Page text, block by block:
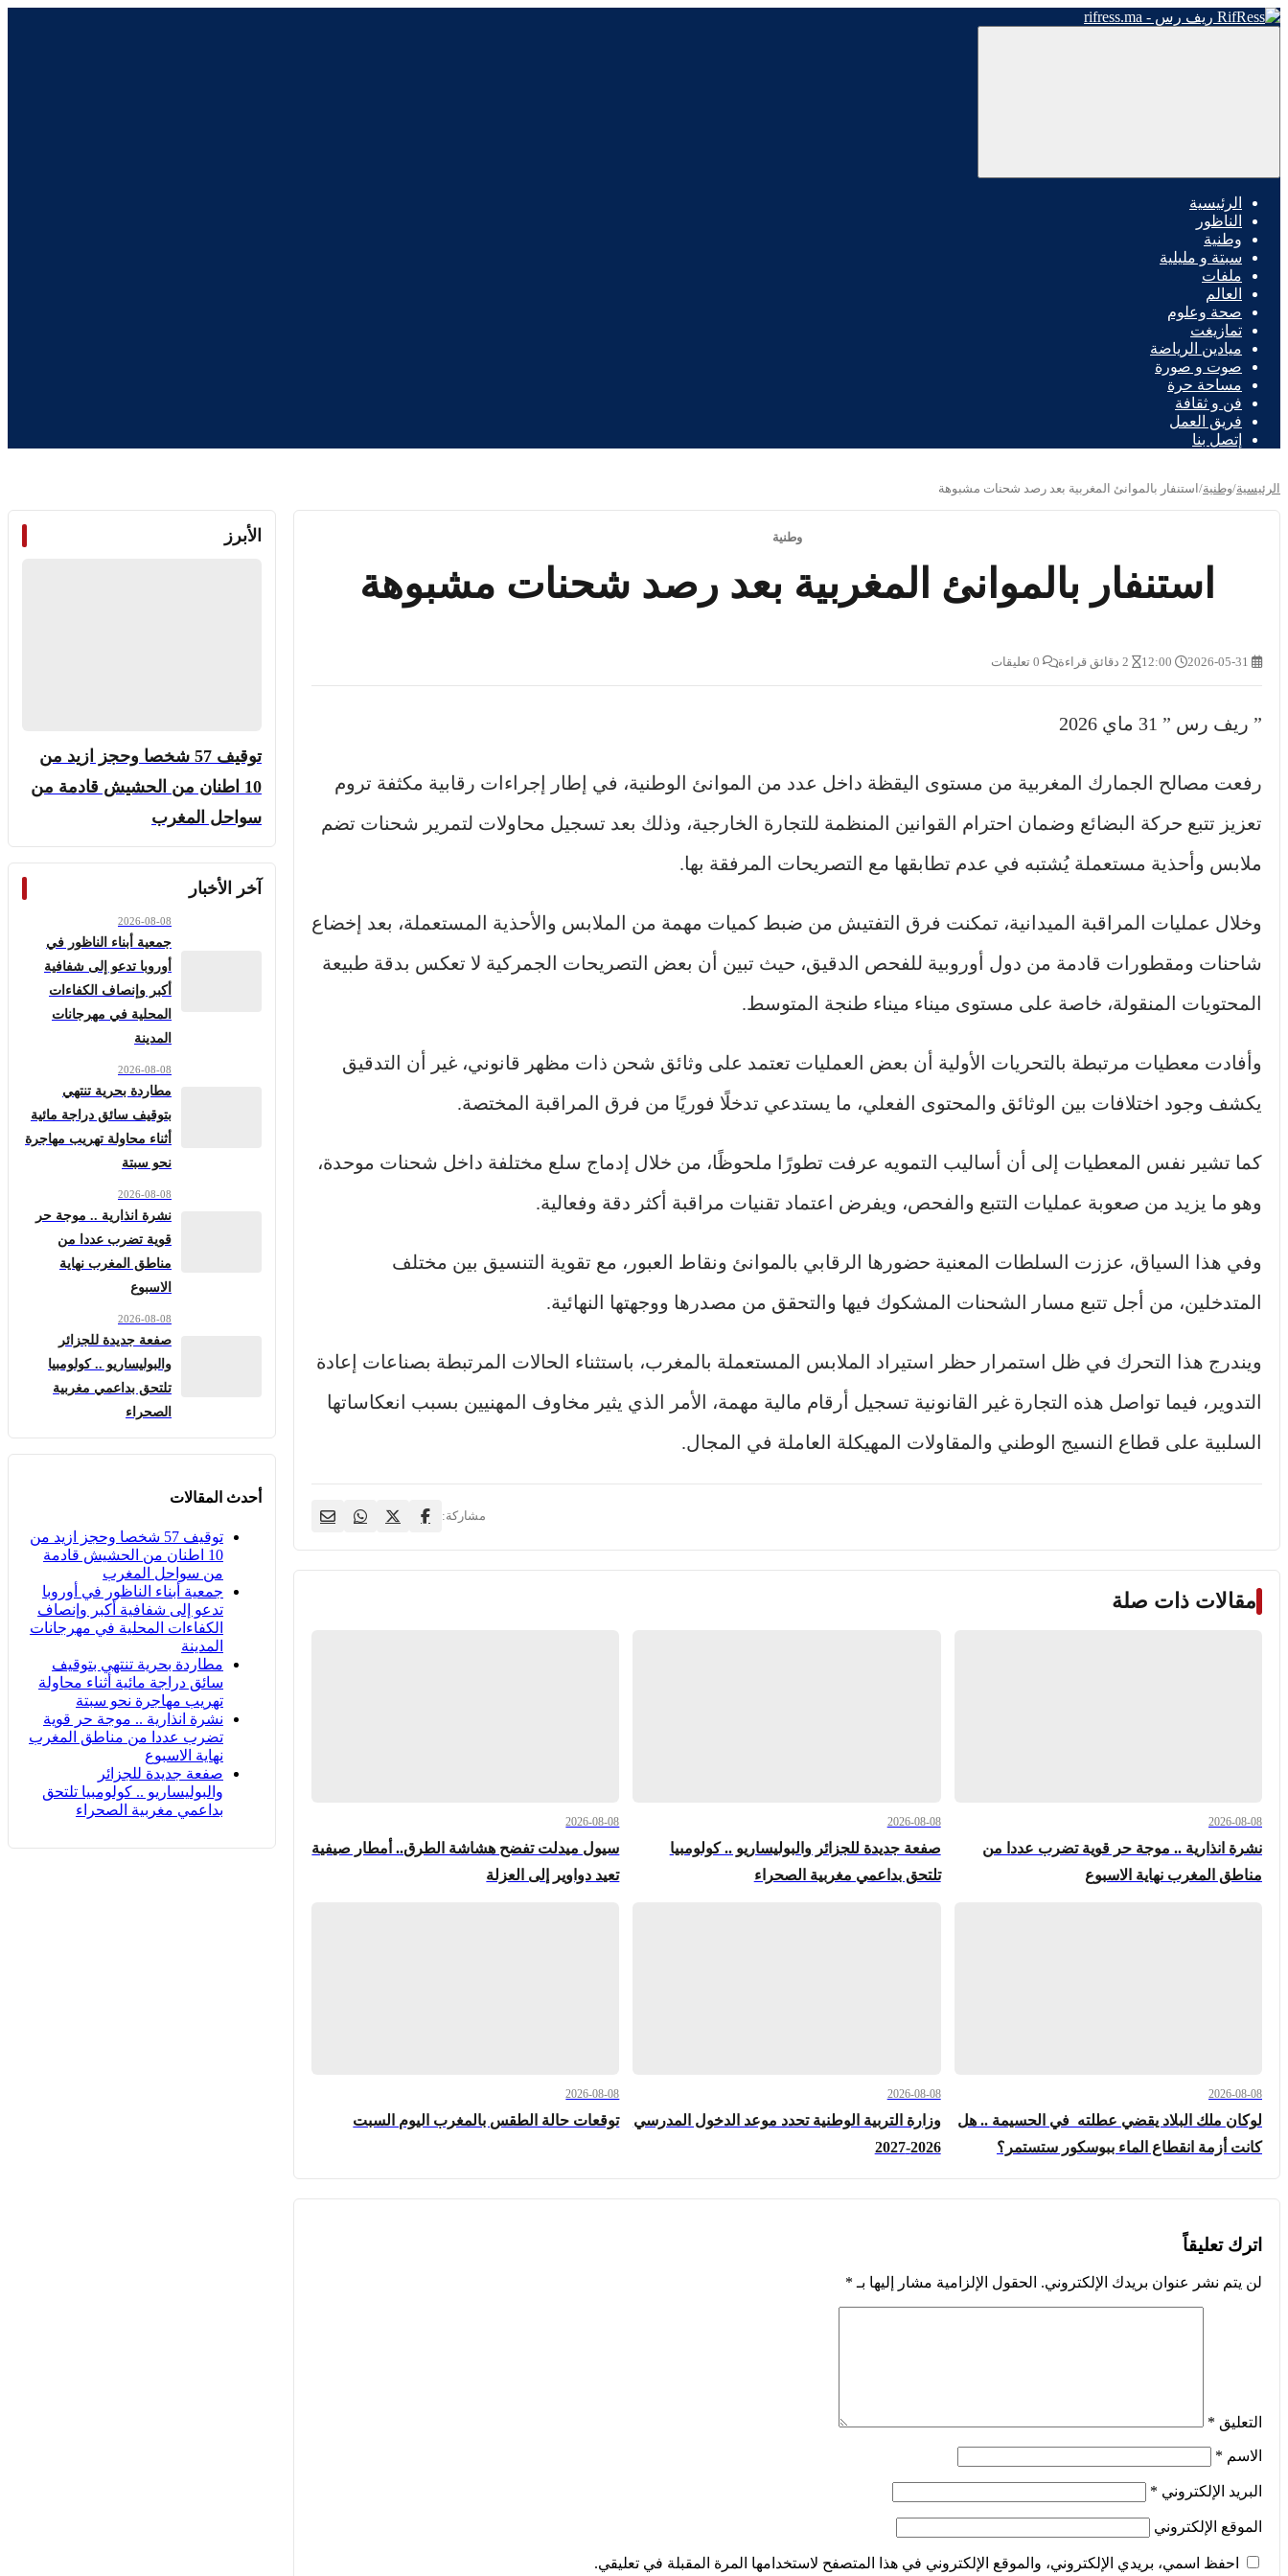
الرئيسية
الناظور
وطنية
سبتة و مليلية
ملفات
العالم
صحة وعلوم
تمازيغت
ميادين الرياضة
صوت و صورة
مساحة حرة
فن و ثقافة
فريق العمل
إتصل بنا
الرئيسية/وطنية/ استنفار بالموانئ المغربية بعد رصد شحنات مشبوهة
وطنية
استنفار بالموانئ المغربية بعد رصد شحنات مشبوهة
” ريف رس ” 31 ماي 2026
رفعت مصالح الجمارك المغربية من مستوى اليقظة داخل عدد من الموانئ الوطنية، في إطار إجراءات رقابية مكثفة تروم
تعزيز تتبع حركة البضائع وضمان احترام القوانين المنظمة للتجارة الخارجية، وذلك بعد تسجيل محاولات لتمرير شحنات تضم
ملابس وأحذية مستعملة يُشتبه في عدم تطابقها مع التصريحات المرفقة بها.
وخلال عمليات المراقبة الميدانية، تمكنت فرق التفتيش من ضبط كميات مهمة من الملابس والأحذية المستعملة، بعد إخضاع
شاحنات ومقطورات قادمة من دول أوروبية للفحص الدقيق، حيث تبين أن بعض التصريحات الجمركية لا تعكس بدقة طبيعة
المحتويات المنقولة، خاصة على مستوى ميناء ميناء طنجة المتوسط.
وأفادت معطيات مرتبطة بالتحريات الأولية أن بعض العمليات تعتمد على وثائق شحن ذات مظهر قانوني، غير أن التدقيق
يكشف وجود اختلافات بين الوثائق والمحتوى الفعلي، ما يستدعي تدخلًا فوريًا من فرق المراقبة المختصة.
كما تشير نفس المعطيات إلى أن أساليب التمويه عرفت تطورًا ملحوظًا، من خلال إدماج سلع مختلفة داخل شحنات موحدة،
وهو ما يزيد من صعوبة عمليات التتبع والفحص، ويفرض اعتماد تقنيات مراقبة أكثر دقة وفعالية.
وفي هذا السياق، عززت السلطات المعنية حضورها الرقابي بالموانئ ونقاط العبور، مع تقوية التنسيق بين مختلف
المتدخلين، من أجل تتبع مسار الشحنات المشكوك فيها والتحقق من مصدرها ووجهتها النهائية.
ويندرج هذا التحرك في ظل استمرار حظر استيراد الملابس المستعملة بالمغرب، باستثناء الحالات المرتبطة بصناعات إعادة
التدوير، فيما تواصل هذه التجارة غير القانونية تسجيل أرقام مالية مهمة، الأمر الذي يثير مخاوف المهنيين بسبب انعكاساتها
السلبية على قطاع النسيج الوطني والمقاولات المهيكلة العاملة في المجال.
مشاركة:
مقالات ذات صلة
2026-08-08
نشرة انذارية .. موجة حر قوية تضرب عددا من
مناطق المغرب نهاية الاسبوع
2026-08-08
صفعة جديدة للجزائر والبوليساريو .. كولومبيا
تلتحق بداعمي مغربية الصحراء
2026-08-08
سيول ميدلت تفضح هشاشة الطرق.. أمطار صيفية
تعيد دواوير إلى العزلة
2026-08-08
لوكان ملك البلاد يقضي عطلته في الحسيمة .. هل
كانت أزمة انقطاع الماء ببوسكور ستستمر؟
2026-08-08
وزارة التربية الوطنية تحدد موعد الدخول المدرسي
2026-2027
2026-08-08
توقعات حالة الطقس بالمغرب اليوم السبت
اترك تعليقاً
لن يتم نشر عنوان بريدك الإلكتروني. الحقول الإلزامية مشار إليها بـ *
التعليق *
الاسم *
البريد الإلكتروني *
الموقع الإلكتروني
احفظ اسمي، بريدي الإلكتروني، والموقع الإلكتروني في هذا المتصفح لاستخدامها المرة المقبلة في تعليقي.
الأبرز
توقيف 57 شخصا وحجز ازيد من
10 اطنان من الحشيش قادمة من
سواحل المغرب
آخر الأخبار
2026-08-08
جمعية أبناء الناظور في
أوروبا تدعو إلى شفافية
أكبر وإنصاف الكفاءات
المحلية في مهرجانات
المدينة
2026-08-08
مطاردة بحرية تنتهي
بتوقيف سائق دراجة مائية
أثناء محاولة تهريب مهاجرة
نحو سبتة
2026-08-08
نشرة انذارية .. موجة حر
قوية تضرب عددا من
مناطق المغرب نهاية
الاسبوع
2026-08-08
صفعة جديدة للجزائر
والبوليساريو .. كولومبيا
تلتحق بداعمي مغربية
الصحراء
أحدث المقالات
توقيف 57 شخصا وحجز ازيد من
10 اطنان من الحشيش قادمة
من سواحل المغرب
جمعية أبناء الناظور في أوروبا
تدعو إلى شفافية أكبر وإنصاف
الكفاءات المحلية في مهرجانات
المدينة
مطاردة بحرية تنتهي بتوقيف
سائق دراجة مائية أثناء محاولة
تهريب مهاجرة نحو سبتة
نشرة انذارية .. موجة حر قوية
تضرب عددا من مناطق المغرب
نهاية الاسبوع
صفعة جديدة للجزائر
والبوليساريو .. كولومبيا تلتحق
بداعمي مغربية الصحراء